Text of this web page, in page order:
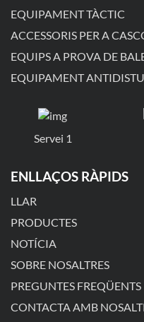
EQUIPAMENT TÀCTIC
ACCESSORIS PER A
EQUIPS A PROVA DE
EQUIPAMENT
Servei 1
ENLLAÇOS RÀPIDS
LLAR
PRODUCTES
NOTÍCIA
SOBRE NOSALTRES
PREGUNTES FREQÜENTS
CONTACTA AMB